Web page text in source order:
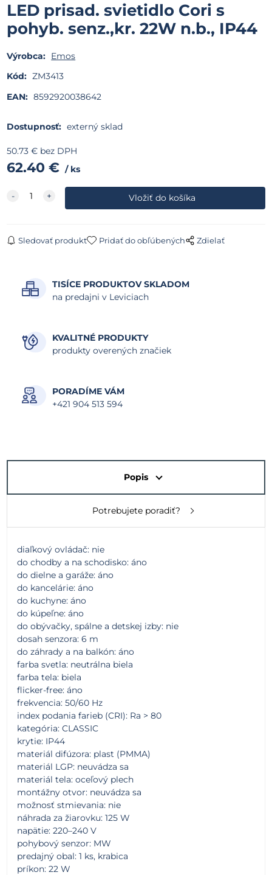
LED prisad. svietidlo Cori s
pohyb. senz.,kr. 22W n.b., IP44
Výrobca: Emos
Kód: ZM3413
EAN: 8592920038642
Dostupnosť: externý sklad
50.73 € bez DPH
62.40 € ks
Sledovať produkt Pridať do obľúbených Zdielať
TISÍCE PRODUKTOV SKLADOM
na predajni v Leviciach
KVALITNÉ PRODUKTY
produkty overených značiek
PORADÍME VÁM
+421 904 513 594
Popis
Potrebujete poradiť?
diaľkový ovládač: nie
do chodby a na schodisko: áno
do dielne a garáže: áno
do kancelárie: áno
do kuchyne: áno
do kúpeľne: áno
do obývačky, spálne a detskej izby: nie
dosah senzora: 6 m
do záhrady a na balkón: áno
farba svetla: neutrálna biela
farba tela: biela
flicker-free: áno
frekvencia: 50/60 Hz
index podania farieb (CRI): Ra > 80
kategória: CLASSIC
krytie: IP44
materiál difúzora: plast (PMMA)
materiál LGP: neuvádza sa
materiál tela: oceľový plech
montážny otvor: neuvádza sa
možnosť stmievania: nie
náhrada za žiarovku: 125 W
napätie: 220–240 V
pohybový senzor: MW
predajný obal: 1 ks, krabica
príkon: 22 W